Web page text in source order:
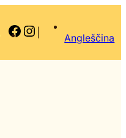
Facebook
Instagram
Angleščina